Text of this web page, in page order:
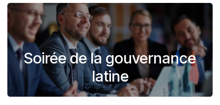
Soirée de la gouvernance
latine